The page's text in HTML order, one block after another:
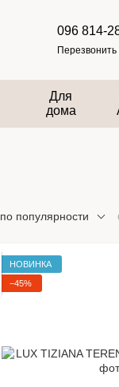
096 814-
Для
дома
по популярности
НОВИНКА
−45%